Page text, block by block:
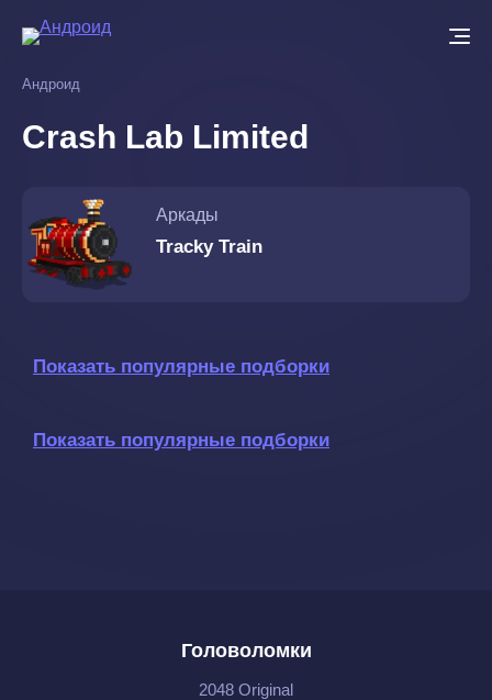
основному
Андроид
Crash Lab Limited
Аркады
Tracky Train
Показать популярные подборки
Показать популярные подборки
Головоломки
2048 Original